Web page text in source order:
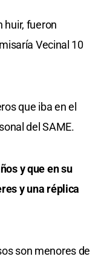
huir, fueron
Vecinal 10
que iba en el
del SAME.
y que en su
y una réplica
son menores de